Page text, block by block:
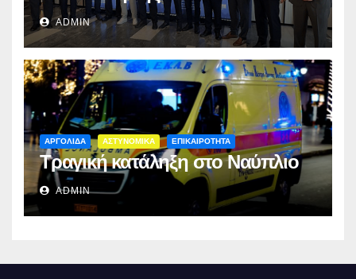
ADMIN
ΑΡΓΟΛΙΔΑ ΑΣΤΥΝΟΜΙΚΑ ΕΠΙΚΑΙΡΟΤΗΤΑ
Τραγική κατάληξη στο Ναύπλιο
ADMIN